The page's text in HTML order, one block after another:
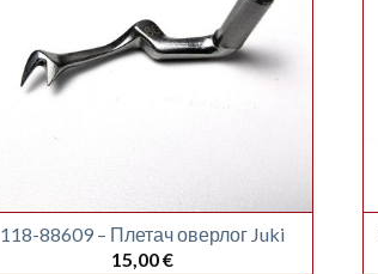
118-88609 – Плетач оверлог Juki
15,00€